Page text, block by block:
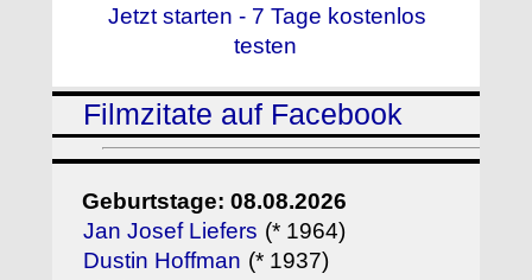
Jetzt starten - 7 Tage kostenlos
testen
Filmzitate auf Facebook
Geburtstage: 08.08.2026
Jan Josef Liefers (* 1964)
Dustin Hoffman (* 1937)